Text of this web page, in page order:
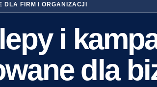
DLA FIRM I ORGANIZACJI
i
dla